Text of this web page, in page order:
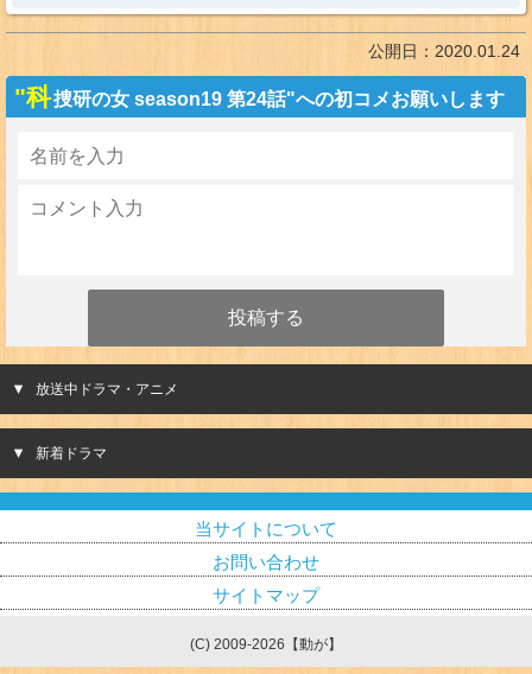
公開日： 2020.01.24
"科捜研の女 season19 第24話"への初コメお願いします
放送中ドラマ・アニメ
新着ドラマ
当サイトについて
お問い合わせ
サイトマップ
(C) 2009-2026【動が】